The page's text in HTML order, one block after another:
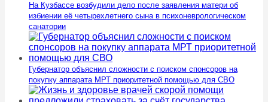
На Кузбассе возбудили дело после заявления матери об
избиении её четырехлетнего сына в психоневрологическом
санатории
Губернатор объяснил сложности с поиском спонсоров на
покупку аппарата МРТ приоритетной помощью для СВО